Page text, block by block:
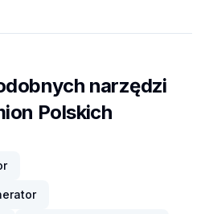
narzędzi
Polskich